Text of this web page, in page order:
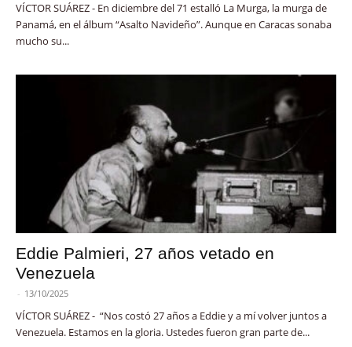
VÍCTOR SUÁREZ - En diciembre del 71 estalló La Murga, la murga de
Panamá, en el álbum “Asalto Navideño”. Aunque en Caracas sonaba
mucho su...
Eddie Palmieri, 27 años vetado en
Venezuela
- 13/10/2025
VÍCTOR SUÁREZ - “Nos costó 27 años a Eddie y a mí volver juntos a
Venezuela. Estamos en la gloria. Ustedes fueron gran parte de...